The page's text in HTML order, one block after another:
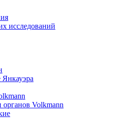
исследований
Volkmann